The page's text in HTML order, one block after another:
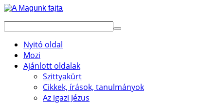
Nyitó oldal
Mozi
Ajánlott oldalak
Szittyakürt
Cikkek, írások, tanulmányok
Az igazi Jézus